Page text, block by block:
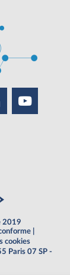
2019
cookies
Paris 07 SP -